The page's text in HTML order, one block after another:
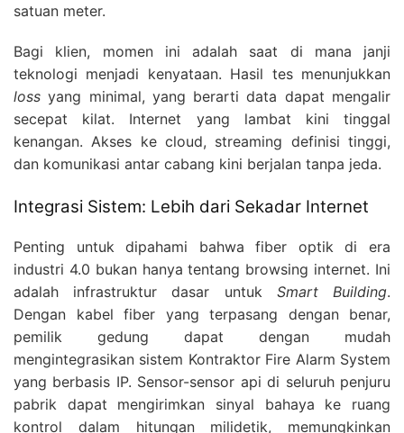
satuan meter.
Bagi klien, momen ini adalah saat di mana janji
teknologi menjadi kenyataan. Hasil tes menunjukkan
loss yang minimal, yang berarti data dapat mengalir
secepat kilat. Internet yang lambat kini tinggal
kenangan. Akses ke cloud, streaming definisi tinggi,
dan komunikasi antar cabang kini berjalan tanpa jeda.
Integrasi Sistem: Lebih dari Sekadar Internet
Penting untuk dipahami bahwa fiber optik di era
industri 4.0 bukan hanya tentang browsing internet. Ini
adalah infrastruktur dasar untuk Smart Building.
Dengan kabel fiber yang terpasang dengan benar,
pemilik gedung dapat dengan mudah
mengintegrasikan sistem Kontraktor Fire Alarm System
yang berbasis IP. Sensor-sensor api di seluruh penjuru
pabrik dapat mengirimkan sinyal bahaya ke ruang
kontrol dalam hitungan milidetik, memungkinkan